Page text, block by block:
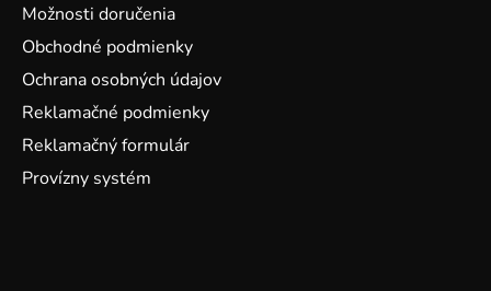
Možnosti doručenia
Obchodné podmienky
Ochrana osobných údajov
Reklamačné podmienky
Reklamačný formulár
Provízny systém